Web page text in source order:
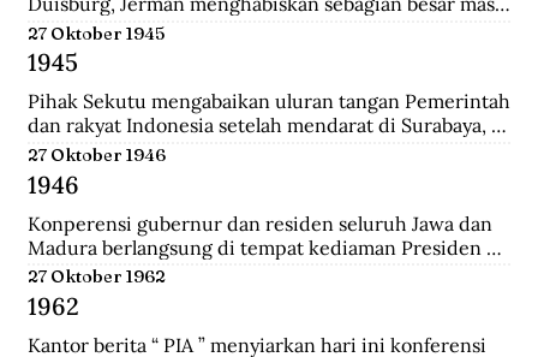
kecilnya di Arnhem. Dia mengenyam pendidikan di
Kweekschool untuk menjadi guru. Keputusan
Pemerintah Kolonial untuk mengangkat Cornelia
sebagai anggota Dewan Rakyat memancing protes
para perempuan Indonesia.  Para perempuan
menginginkan seorang wakil perempuan Indonesia di
Volksraad. Tapi alih-alih memilih perempuan
Indonesia, pemerintah Belanda menunjuk seorang
perempuan Belanda yang aktif di organisasi
perempuan sayap IEV.
27 Oktober 1945
1945
Pihak Sekutu mengabaikan uluran tangan Pemerintah
dan rakyat Indonesia setelah mendarat di Surabaya,
dan menyerbu penjara Republik untuk membebaskan
perwira-perwira Sekutu dan pegawai RAPWI (Relief
of Allied Prisoners of War and Internees) yang
ditawan Republik.
27 Oktober 1946
1946
Konperensi gubernur dan residen seluruh Jawa dan
Madura berlangsung di tempat kediaman Presiden
Sukarno hari ini di Yogyakarta. Konperensi
membicarakan masalah kerjasama yang lebih erat
antara pemerintah dan pihak swasta.a setelah
mendarat di Surabaya, dan menyerbu penjara
27 Oktober 1962
1962
Kantor berita “ PIA ” menyiarkan hari ini konferensi